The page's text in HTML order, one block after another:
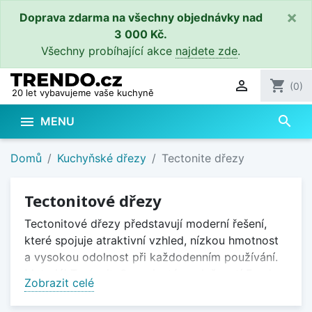
Doprava zdarma na všechny objednávky nad
3 000 Kč.
Všechny probíhající akce najdete zde.
×
20 let vybavujeme vaše kuchyně  shopping_cart (0)
 MENU search
Domů Kuchyňské dřezy Tectonite dřezy
Tectonitové dřezy
Zobrazit celé
Tectonitové dřezy představují moderní řešení,
které spojuje atraktivní vzhled, nízkou hmotnost
a vysokou odolnost při každodenním používání.
je odolný vůči vysokým teplotám, nárazům i UV
záření a díky své struktuře si dlouhodobě